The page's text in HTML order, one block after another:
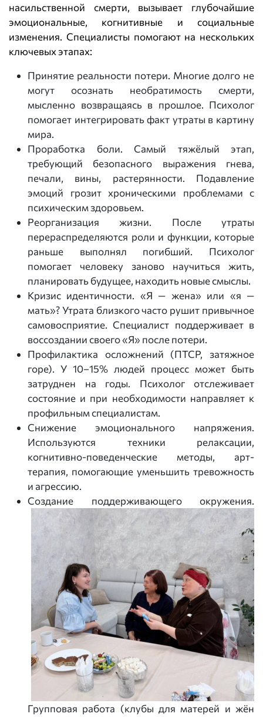
насильственной смерти, вызывает глубочайшие
эмоциональные, когнитивные и социальные
изменения. Специалисты помогают на нескольких
ключевых этапах:
Принятие реальности потери. Многие долго не
могут осознать необратимость смерти,
мысленно возвращаясь в прошлое. Психолог
помогает интегрировать факт утраты в картину
мира.
Проработка боли. Самый тяжёлый этап,
требующий безопасного выражения гнева,
печали, вины, растерянности. Подавление
эмоций грозит хроническими проблемами с
психическим здоровьем.
Реорганизация жизни. После утраты
перераспределяются роли и функции, которые
раньше выполнял погибший. Психолог
помогает человеку заново научиться жить,
планировать будущее, находить новые смыслы.
Кризис идентичности. «Я — жена» или «я —
мать»? Утрата близкого часто рушит привычное
самовосприятие. Специалист поддерживает в
воссоздании своего «Я» после потери.
Профилактика осложнений (ПТСР, затяжное
горе). У 10–15% людей процесс может быть
затруднен на годы. Психолог отслеживает
состояние и при необходимости направляет к
профильным специалистам.
Снижение эмоционального напряжения.
Используются техники релаксации,
когнитивно-поведенческие методы, арт-
терапия, помогающие уменьшить тревожность
и агрессию.
Создание поддерживающего окружения.
Групповая работа (клубы для матерей и жён